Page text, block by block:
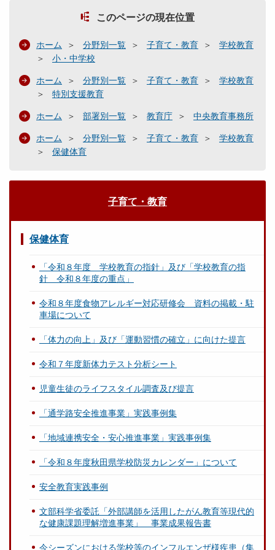
このページの現在位置
ホーム 分野別一覧 子育て・教育
学校教育
小・中学校
ホーム 分野別一覧 子育て・教育
学校教育
特別支援教育
ホーム 部署別一覧 教育庁 中央教育事務所
ホーム 分野別一覧 子育て・教育
学校教育
保健体育
子育て・教育
保健体育
「令和８年度 学校教育の指針」及び「学校教育の指
針 令和８年度の重点」
令和８年度食物アレルギー対応研修会 資料の掲載・駐
車場について
「体力の向上」及び「運動習慣の確立」に向けた提言
令和７年度新体力テスト分析シート
児童生徒のライフスタイル調査及び提言
「通学路安全推進事業」実践事例集
「地域連携安全・安心推進事業」実践事例集
「令和８年度秋田県学校防災カレンダー」について
安全教育実践事例
文部科学省委託「外部講師を活用したがん教育等現代的
な健康課題理解増進事業」 事業成果報告書
今シーズンにおける学校等のインフルエンザ様疾患（集